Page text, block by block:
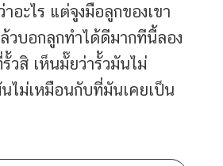
อะไร แต่จูงมือลูกของเขา
วบอกลูกทำได้ดีมากทีนี้ลอง
วสิ เห็นมั๊ยว่ารั้วมันไม่
ไม่เหมือนกับที่มันเคยเป็น